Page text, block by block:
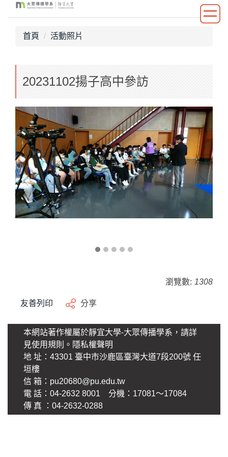
到
首頁 活動照片
20231102揚子高中參訪
瀏覽數: 1308
友善列印 分享
本網站著作權屬於靜宜大學-大眾傳播學系，請詳
見使用規則。 隱私權聲明
地 址：43301 臺中市沙鹿區臺灣大道7段200號 任
垣樓
信 箱： pu20680@pu.edu.tw
電 話：04-2632 8001 分機：17081～17084
傳 真 ：04-2632-0288